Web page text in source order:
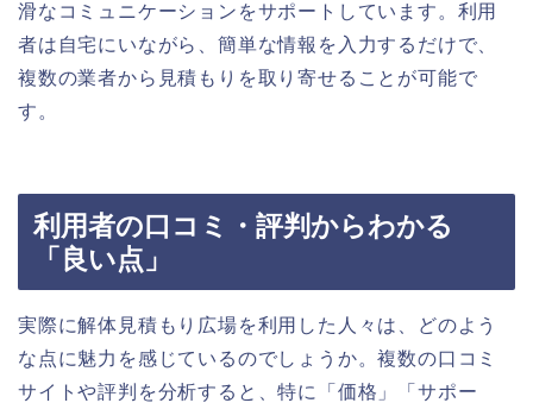
滑なコミュニケーションをサポートしています。利用
者は自宅にいながら、簡単な情報を入力するだけで、
複数の業者から見積もりを取り寄せることが可能で
す。
利用者の口コミ・評判からわかる
「良い点」
実際に解体見積もり広場を利用した人々は、どのよう
な点に魅力を感じているのでしょうか。複数の口コミ
サイトや評判を分析すると、特に「価格」「サポー